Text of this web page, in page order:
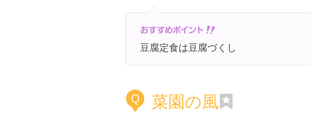
豆腐定食は豆腐づくし
Q 菜園の風